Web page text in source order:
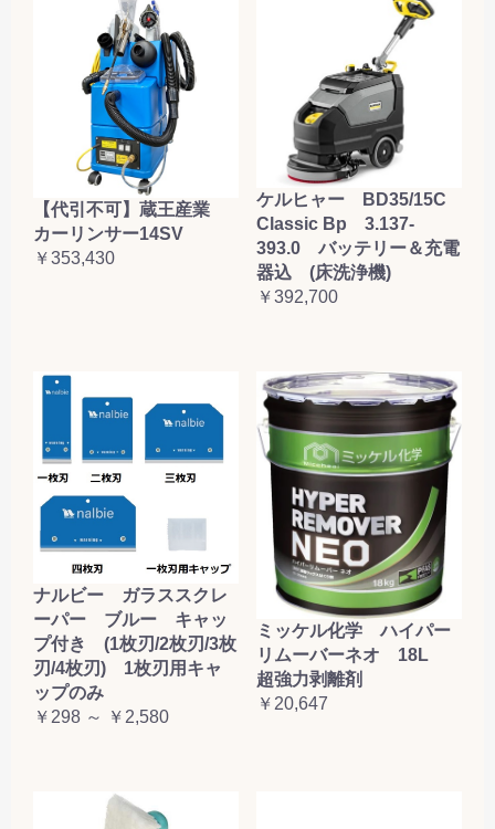
【代引不可】蔵王産業
カーリンサー14SV
￥353,430
ケルヒャー BD35/15C
Classic Bp 3.137-
393.0 バッテリー＆充電
器込 (床洗浄機)
￥392,700
ナルビー ガラススクレ
ーパー ブルー キャッ
プ付き (1枚刃/2枚刃/3枚
刃/4枚刃) 1枚刃用キャ
ップのみ
￥298 ～ ￥2,580
ミッケル化学 ハイパー
リムーバーネオ 18L
超強力剥離剤
￥20,647